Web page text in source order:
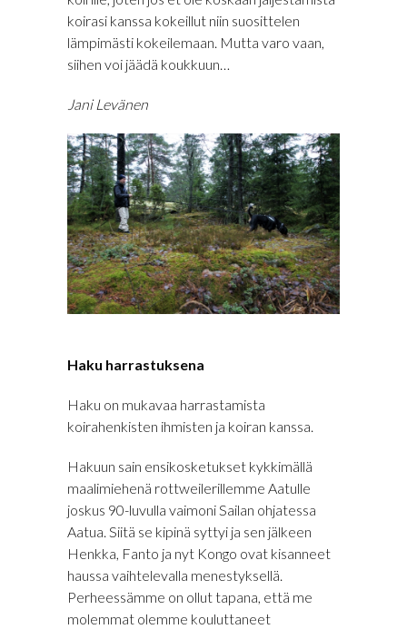
koirasi kanssa kokeillut niin suosittelen
lämpimästi kokeilemaan. Mutta varo vaan,
siihen voi jäädä koukkuun…
Jani Levänen
Haku harrastuksena
Haku on mukavaa harrastamista
koirahenkisten ihmisten ja koiran kanssa.
Hakuun sain ensikosketukset kykkimällä
maalimiehenä rottweilerillemme Aatulle
joskus 90-luvulla vaimoni Sailan ohjatessa
Aatua. Siitä se kipinä syttyi ja sen jälkeen
Henkka, Fanto ja nyt Kongo ovat kisanneet
haussa vaihtelevalla menestyksellä.
Perheessämme on ollut tapana, että me
molemmat olemme kouluttaneet